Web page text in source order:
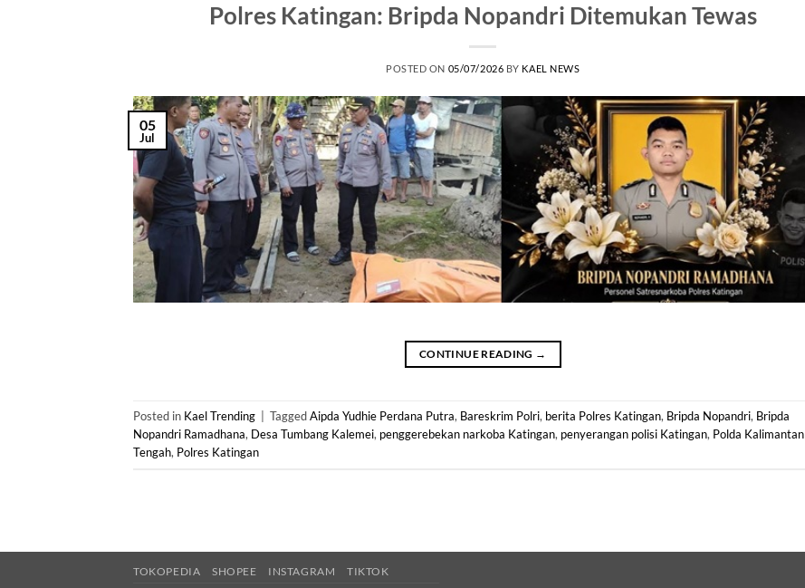
Polres Katingan: Bripda Nopandri Ditemukan Tewas
POSTED ON 05/07/2026 BY KAEL NEWS
05
Jul
CONTINUE READING →
Posted in Kael Trending TaggedAipda Yudhie Perdana Putra, Bareskrim Polri, berita Polres Katingan, Bripda Nopandri, Bripda
Nopandri Ramadhana, Desa Tumbang Kalemei, penggerebekan narkoba Katingan, penyerangan polisi Katingan, Polda Kalimantan
Tengah, Polres Katingan
TOKOPEDIA SHOPEE INSTAGRAM TIKTOK